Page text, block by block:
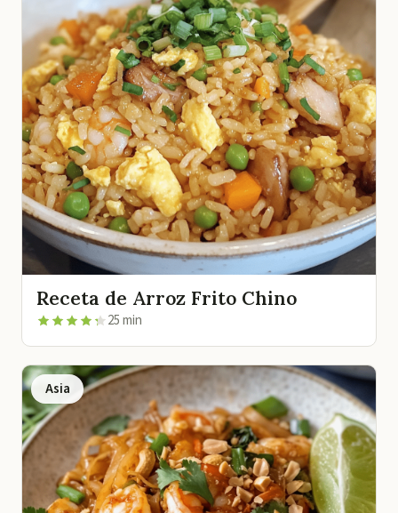
Receta de Arroz Frito Chino
25 min
Asia